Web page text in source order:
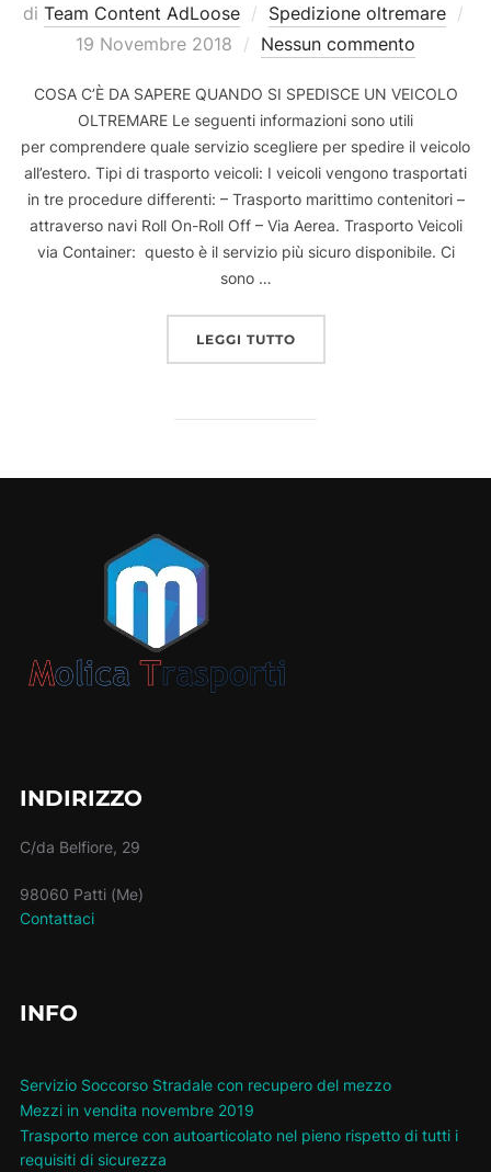
di Team Content AdLoose Spedizione oltremare
19 Novembre 2018 Nessun commento
COSA C’È DA SAPERE QUANDO SI SPEDISCE UN VEICOLO
OLTREMARE Le seguenti informazioni sono utili
per comprendere quale servizio scegliere per spedire il veicolo
all’estero. Tipi di trasporto veicoli: I veicoli vengono trasportati
in tre procedure differenti: – Trasporto marittimo contenitori –
attraverso navi Roll On-Roll Off – Via Aerea. Trasporto Veicoli
via Container: questo è il servizio più sicuro disponibile. Ci
sono …
LEGGI TUTTO“COSA C’È DA SAPERE
INDIRIZZO
C/da Belfiore, 29
98060 Patti (Me)
Contattaci
INFO
Servizio Soccorso Stradale con recupero del mezzo
Mezzi in vendita novembre 2019
Trasporto merce con autoarticolato nel pieno rispetto di tutti i
requisiti di sicurezza